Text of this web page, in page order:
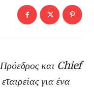
και Chief
για ένα